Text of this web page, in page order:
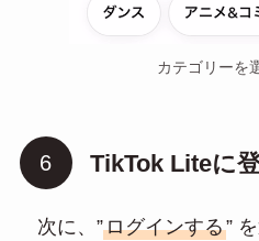
カテゴリーを
TikTok Liteに
次に、”ログインする”